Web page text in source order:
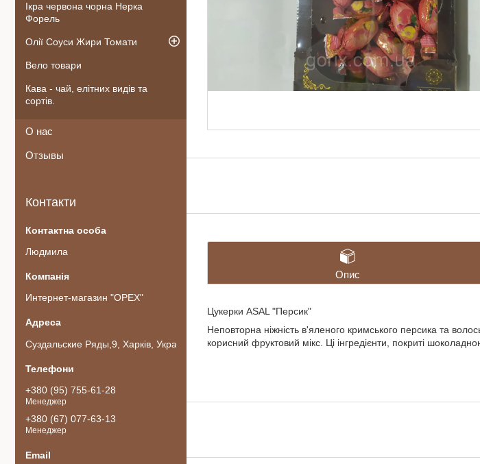
Опис
Цукерки ASAL "Персик"
Неповторна ніжність в'яленого кримського персика та
корисний фруктовий мікс. Ці інгредієнти, покриті
Ікра червона чорна Нерка
Форель
Олії Соуси Жири Томати
Вело товари
Кава - чай, елітних видів та
сортів.
О нас
Отзывы
Контакти
Людмила
Интернет-магазин "ОРЕХ"
Суздальские Ряды,9, Харків, Україна
+380 (95) 755-61-28
Менеджер
+380 (67) 077-63-13
Менеджер